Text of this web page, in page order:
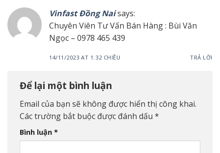
Vinfast Đồng Naisays:
Chuyên Viên Tư Vấn Bán Hàng : Bùi Văn
Ngọc – 0978 465 439
14/11/2023 AT 1:32 CHIỀU TRẢ LỜI
Để lại một bình luận
Email của bạn sẽ không được hiển thị công khai.
Các trường bắt buộc được đánh dấu *
Bình luận *